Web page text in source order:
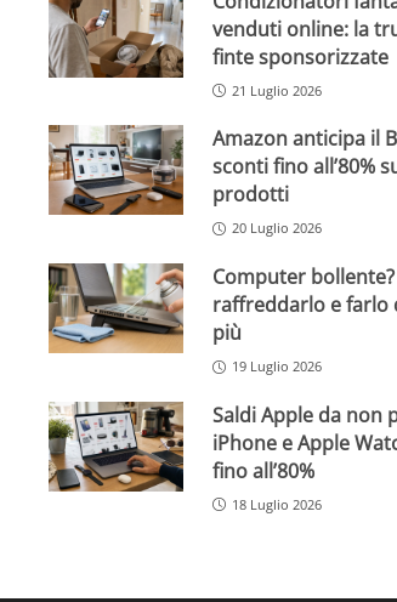
venduti online: la
finte sponsorizzate
21 Luglio 2026
Amazon anticipa il
sconti fino all’80%
prodotti
20 Luglio 2026
Computer
raffreddarlo e farlo
più
19 Luglio 2026
Saldi Apple da non
iPhone e Apple
fino all’80%
18 Luglio 2026